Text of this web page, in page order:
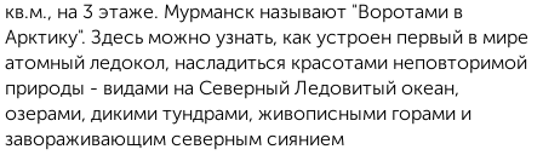
кв.м., на 3 этаже. Мурманск называют "Воротами в
Арктику". Здесь можно узнать, как устроен первый в мире
атомный ледокол, насладиться красотами неповторимой
природы - видами на Северный Ледовитый океан,
озерами, дикими тундрами, живописными горами и
завораживающим северным сиянием